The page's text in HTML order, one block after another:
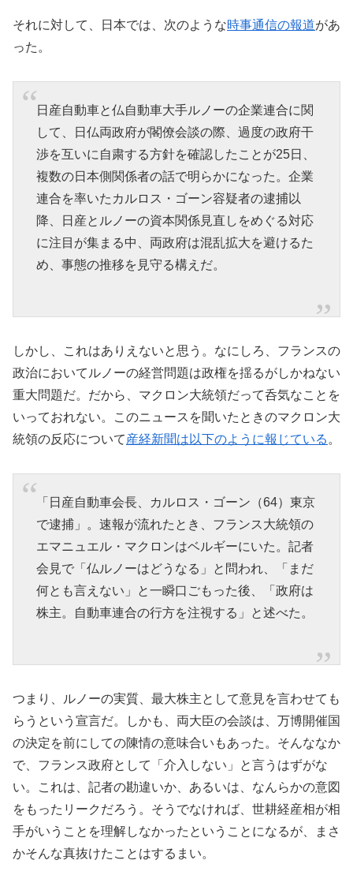
それに対して、日本では、次のような時事通信の報道があ
った。
日産自動車と仏自動車大手ルノーの企業連合に関
して、日仏両政府が閣僚会談の際、過度の政府干
渉を互いに自粛する方針を確認したことが25日、
複数の日本側関係者の話で明らかになった。企業
連合を率いたカルロス・ゴーン容疑者の逮捕以
降、日産とルノーの資本関係見直しをめぐる対応
に注目が集まる中、両政府は混乱拡大を避けるた
め、事態の推移を見守る構えだ。
しかし、これはありえないと思う。なにしろ、フランスの
政治においてルノーの経営問題は政権を揺るがしかねない
重大問題だ。だから、マクロン大統領だって呑気なことを
いっておれない。このニュースを聞いたときのマクロン大
統領の反応について産経新聞は以下のように報じている 。
「日産自動車会長、カルロス・ゴーン（64）東京
で逮捕」。速報が流れたとき、フランス大統領の
エマニュエル・マクロンはベルギーにいた。記者
会見で「仏ルノーはどうなる」と問われ、「まだ
何とも言えない」と一瞬口ごもった後、「政府は
株主。自動車連合の行方を注視する」と述べた。
つまり、ルノーの実質、最大株主として意見を言わせても
らうという宣言だ。しかも、両大臣の会談は、万博開催国
の決定を前にしての陳情の意味合いもあった。そんななか
で、フランス政府として「介入しない」と言うはずがな
い。これは、記者の勘違いか、あるいは、なんらかの意図
をもったリークだろう。そうでなければ、世耕経産相が相
手がいうことを理解しなかったということになるが、まさ
かそんな真抜けたことはするまい。